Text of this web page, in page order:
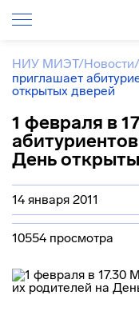
НИУ МИЭТ/Новости/
приглашает
открытых дверей
1 февраля в
День
14 января 2011
10554 просмотра